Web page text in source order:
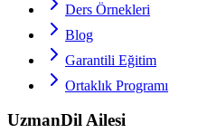
Ders Örnekleri
Blog
Garantili Eğitim
Ortaklık Programı
UzmanDil Ailesi